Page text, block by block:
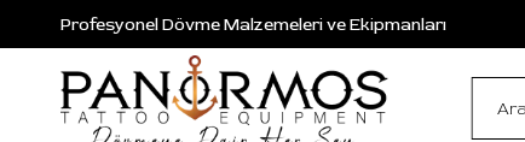
Profesyonel Dövme Malzemeleri ve Ekipmanları